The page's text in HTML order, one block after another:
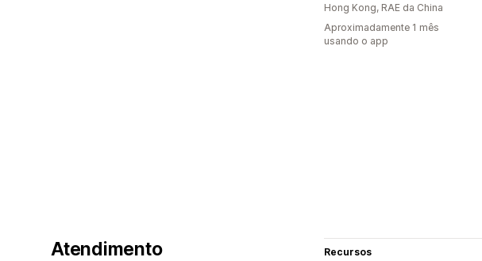
Hong Kong, RAE da China
Aproximadamente 1 mês
usando o app
Atendimento Recursos